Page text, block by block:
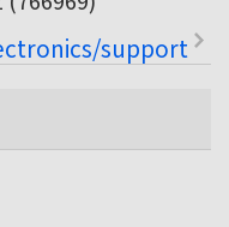
support